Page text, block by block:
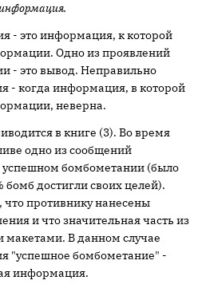
- это информация, к которой
Одно из проявлений
- это вывод. Неправильно
- когда информация, в которой
неверна.
в книге (3). Во время
одно из сообщений
успешном бомбометании (было
бомб достигли своих целей).
что противнику нанесены
и что значительная часть из
В данном случае
"успешное бомбометание" -
информация.